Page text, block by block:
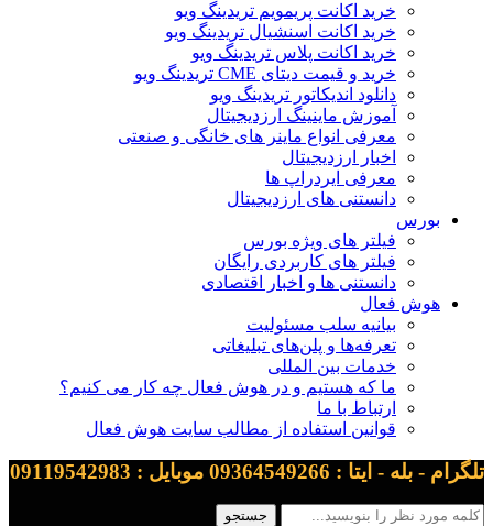
خرید اکانت پریمویم تریدینگ ویو
خرید اکانت اسنشیال تریدینگ ویو
خرید اکانت پلاس تریدینگ ویو
خرید و قیمت دیتای CME تریدینگ ویو
دانلود اندیکاتور تریدینگ ویو
آموزش ماینینگ ارزدیجیتال
معرفی انواع ماینر های خانگی و صنعتی
اخبار ارزدیجیتال
معرفی ایردراپ ها
دانستنی های ارزدیجیتال
بورس
فیلتر های ویژه بورس
فیلتر های کاربردی رایگان
دانستنی ها و اخبار اقتصادی
هوش فعال
بیانیه سلب مسئولیت
تعرفه‌ها و پلن‌های تبلیغاتی
خدمات بین المللی
ما که هستیم و در هوش فعال چه کار می کنیم؟
ارتباط با ما
قوانین استفاده از مطالب سایت هوش فعال
تلگرام - بله - ایتا : 09364549266 موبایل : 09119542983